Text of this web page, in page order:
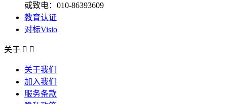
或致电：010-86393609
教育认证
对标Visio
关于  
关于我们
加入我们
服务条款